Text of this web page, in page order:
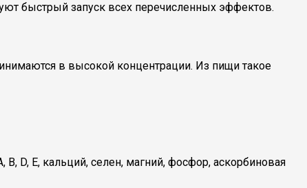
быстрый запуск всех перечисленных эффектов.
в высокой концентрации. Из пищи такое
D, E, кальций, селен, магний, фосфор, аскорбиновая